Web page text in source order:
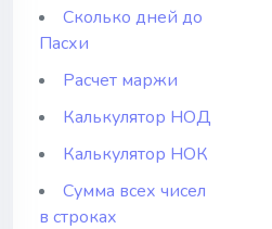
Сколько дней до
Пасхи
Расчет маржи
Калькулятор НОД
Калькулятор НОК
Сумма всех чисел
в строках